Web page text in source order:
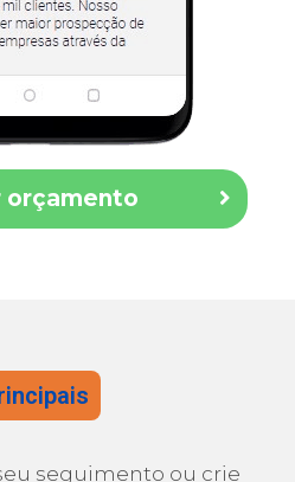
orçamento
seguimento ou crie